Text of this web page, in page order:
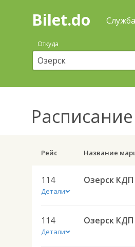
Поиск
покупка
билетов
автобус
онлайн
Bilet.do
Откуда
Рейс Название
114
Детали
Озерск
114
Детали
Озерск